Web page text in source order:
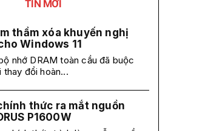
TIN MỚI
thầm xóa khuyến nghị
Windows 11
nhớ DRAM toàn cầu đã buộc
đổi hoàn...
thức ra mắt nguồn
P1600W